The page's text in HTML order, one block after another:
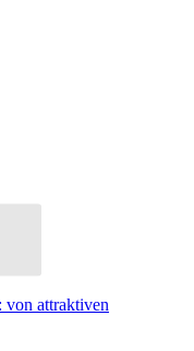
von attraktiven